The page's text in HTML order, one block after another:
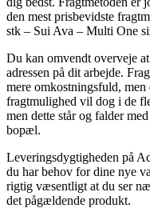
den mest prisbevidste
stk – Sui Ava – Multi One
Du kan omvendt overveje
adressen på dit arbejde.
mere omkostningsfuld,
fragtmulighed vil dog i de
men dette står og falder
bopæl.
Leveringsdygtigheden på
du har behov for dine nye
rigtig væsentligt at du ser
det pågældende produkt.